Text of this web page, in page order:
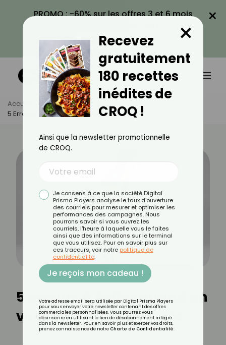
PROMO : -60% sur les offres 3 et 6 mois
VOIR LA PROMO
×
Accueil Actus
Sport
5 Erreurs À Éviter Quand On Veut Prendre Des Fesses
5 erreurs à éviter quand on
veut prendre des fesses
Recevez
gratuitement
180 recettes
inédites de
CROQ !
×
Ainsi que la newsletter promotionnelle
de CROQ.
Je consens à ce que la société Digital
Prisma Players analyse le taux d'ouverture
des courriels pour mesurer et optimiser les
performances des campagnes. Nous
pourrons savoir si vous ouvrez les
courriels, l'heure à laquelle vous le faites
ainsi que des informations sur le terminal
que vous utilisez. Pour en savoir plus sur
ces traceurs, voir notre politique de
confidentialité.
Je reçois mon cadeau !
Votre adresse email sera utilisée par Digital Prisma Players
pour vous envoyer votre newsletter contenant des offres
commerciales personnalisées. Vous pourrez vous
désinscrire en utilisant le lien de désabonnement intégré
dans la newsletter. Pour en savoir plus et exercer vos droits,
prenez connaissance de notre Charte de Confidentialité.